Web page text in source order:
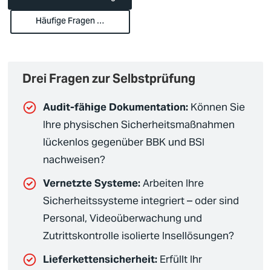
Häufige Fragen …
Drei Fragen zur Selbstprüfung
Audit-fähige Dokumentation: Können Sie
Ihre physischen Sicherheitsmaßnahmen
lückenlos gegenüber BBK und BSI
nachweisen?
Vernetzte Systeme:Arbeiten Ihre
Sicherheitssysteme integriert – oder sind
Personal, Videoüberwachung und
Zutrittskontrolle isolierte Insellösungen?
Lieferkettensicherheit: Erfüllt Ihr